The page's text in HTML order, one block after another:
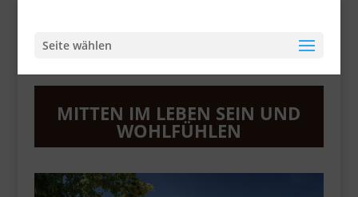
Seite wählen
MITTEN IM LEBEN SEIN UND
WOHLFÜHLEN